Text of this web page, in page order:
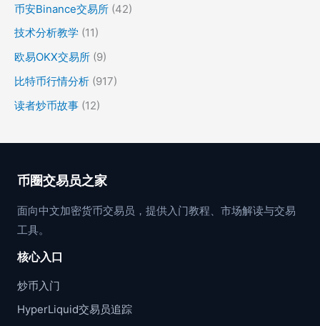
币安Binance交易所 (42)
技术分析教学 (11)
欧易OKX交易所 (9)
比特币行情分析 (917)
读者炒币故事 (12)
币圈交易员之家
面向中文加密货币交易员，提供入门教程、市场解读与交易
工具。
核心入口
炒币入门
HyperLiquid交易员追踪